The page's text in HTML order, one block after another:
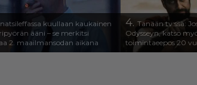
kuullaan kaukainen
ääni – se merkitsi
2. maailmansodan aikana
4. Tänään tv:ssä:
Odysseyn, katso
toimintaeepos 20